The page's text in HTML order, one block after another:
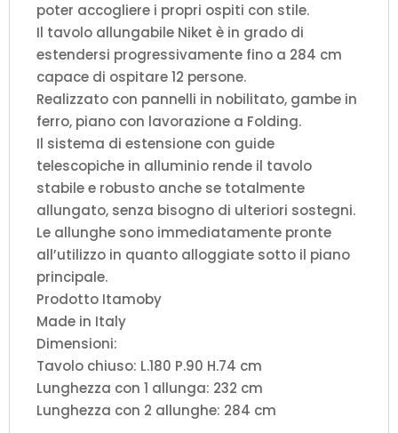
poter accogliere i propri ospiti con stile.
Il tavolo allungabile Niket è in grado di
estendersi progressivamente fino a 284 cm
capace di ospitare 12 persone.
Realizzato con pannelli in nobilitato, gambe in
ferro, piano con lavorazione a Folding.
Il sistema di estensione con guide
telescopiche in alluminio rende il tavolo
stabile e robusto anche se totalmente
allungato, senza bisogno di ulteriori sostegni.
Le allunghe sono immediatamente pronte
all’utilizzo in quanto alloggiate sotto il piano
principale.
Prodotto Itamoby
Made in Italy
Dimensioni:
Tavolo chiuso: L.180 P.90 H.74 cm
Lunghezza con 1 allunga: 232 cm
Lunghezza con 2 allunghe: 284 cm